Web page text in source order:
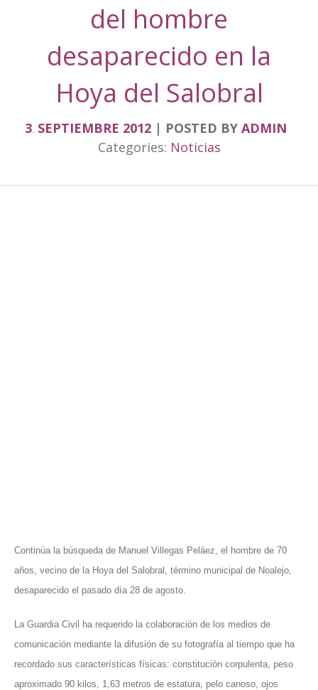
del hombre
desaparecido en la
Hoya del Salobral
3. SEPTIEMBRE 2012 POSTED BY ADMIN
Categories: Noticias
Continúa la búsqueda de Manuel Villegas Peláez, el hombre de 70
años, vecino de la Hoya del Salobral, término municipal de Noalejo,
desaparecido el pasado día 28 de agosto.
La Guardia Civil ha requerido la colaboración de los medios de
comunicación mediante la difusión de su fotografía al tiempo que ha
recordado sus características físicas: constitución corpulenta, peso
aproximado 90 kilos, 1,63 metros de estatura, pelo canoso, ojos